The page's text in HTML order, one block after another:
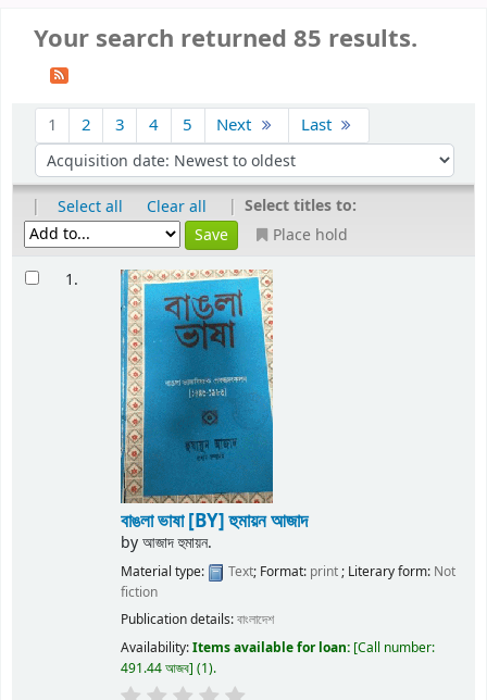
Your search returned 85 results.
1 2 3 4 5 Next Last
| Select all Clear all | Select titles to:
Place hold
1.
বাঙলা ভাষা[BY] হুমায়ন আজাদ
byআজাদ হুমায়ন.
Material type: Text; Format: print; Literary form: Not
fiction
Publication details:বাংলাদেশ
Availability:Items available for loan: Call number:
491.44 আজব (1).